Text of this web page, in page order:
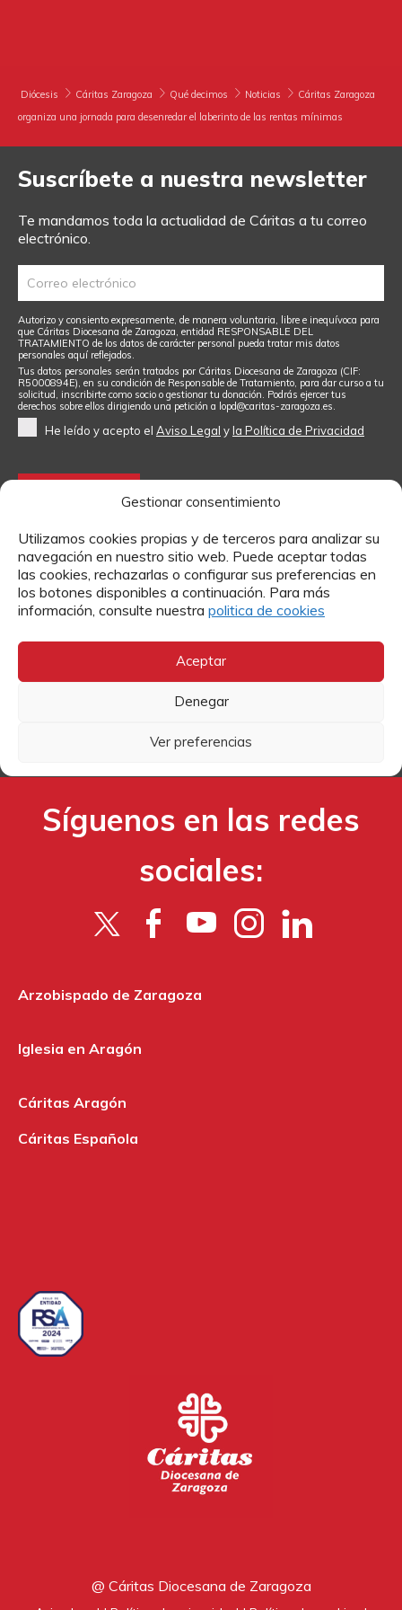
Gestionar consentimiento
Utilizamos cookies propias y de terceros para analizar su
navegación en nuestro sitio web. Puede aceptar todas
las cookies, rechazarlas o configurar sus preferencias en
los botones disponibles a continuación. Para más
información, consulte nuestra politica de cookies
Aceptar
Denegar
Ver preferencias
ACCESO PARA USUARIOS
Diócesis Cáritas Zaragoza Qué decimos Noticias
Cáritas Zaragoza
organiza una jornada para desenredar el laberinto de las rentas mínimas
Suscríbete a nuestra newsletter
Te mandamos toda la actualidad de Cáritas a tu correo
electrónico.
Autorizo y consiento expresamente, de manera voluntaria, libre e inequívoca para
que Cáritas Diocesana de Zaragoza, entidad RESPONSABLE DEL
TRATAMIENTO de los datos de carácter personal pueda tratar mis datos
personales aquí reflejados.
Tus datos personales serán tratados por Cáritas Diocesana de Zaragoza (CIF:
R5000894E), en su condición de Responsable de Tratamiento, para dar curso a tu
solicitud, inscribirte como socio o gestionar tu donación. Podrás ejercer tus
derechos sobre ellos dirigiendo una petición a lopd@caritas-zaragoza.es.
He leído y acepto el Aviso Legal yla Política de Privacidad
Contacto
Si quieres más información sobre algún tema o enviarnos
tu currículum para trabajar en Cáritas, puedes hacerlo a
TRABAJA CON NOSOTROS
Síguenos en las redes
sociales:
Arzobispado de Zaragoza
Iglesia en Aragón
Cáritas Aragón
Cáritas Española
@ Cáritas Diocesana de Zaragoza